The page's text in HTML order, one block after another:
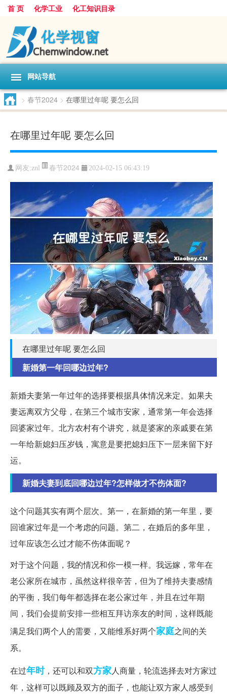
首 页 化学工业 化工知识目录
网站导航
> 春节2024 > 在哪里过年呢 要怎么回
在哪里过年呢 要怎么回
网友:znl 春节2024 2024-02-15 06:43:19
在哪里过年呢 要怎么回
新婚第一年回哪边过年?
新婚夫妻第一年过年的选择要根据具体情况来定。如果夫
妻远离双方父母，在第三个城市安家，通常第一年会选择
回婆家过年。北方农村有个讲究，就是婆家的亲戚要在第
一年给新媳妇压岁钱，寓意是要把媳妇压下一层来留下好
运。
新婚夫妻到底回哪边过年?怎样做才不伤体面?
这个问题其实有两个层次。第一，在新婚的第一年里，要
回谁家过年是一个考虑的问题。第二，在婚后的多年里，
过年应该怎么过才能不伤体面呢？
对于这个问题，我的情况和你一模一样。我远嫁，常年在
老公家所在城市，虽然这样很辛苦，但为了维持夫妻感情
的平衡，我们每年都选择在老公家过年，并且在过年期
间，我们会提前安排一些相互拜访亲友的时间，这样既能
满足我们两个人的需要，又能维系好两个家庭之间的关
系。
在过年时，还可以和双方家人商量，轮流选择去对方家过
年，这样可以既顾及双方的面子，也能让双方家人感受到